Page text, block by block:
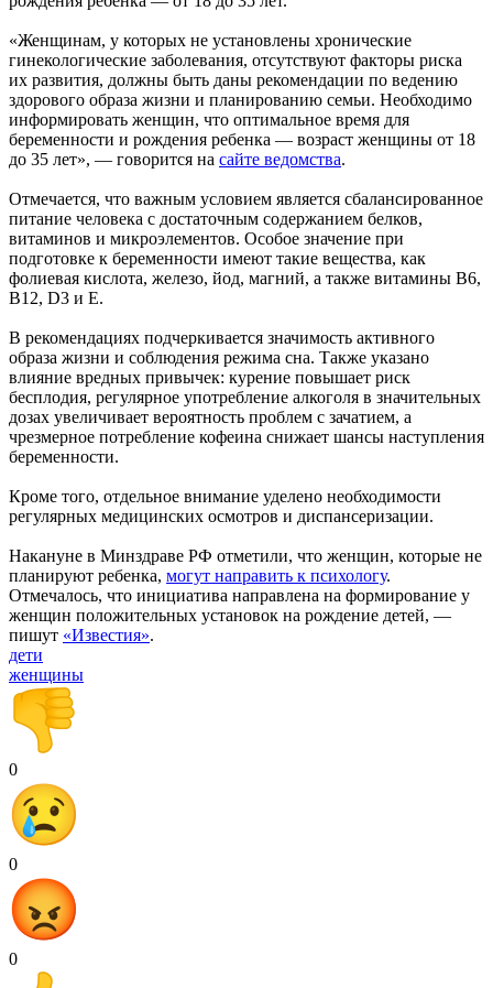
«Женщинам, у которых не установлены хронические
гинекологические заболевания, отсутствуют факторы риска
их развития, должны быть даны рекомендации по ведению
здорового образа жизни и планированию семьи. Необходимо
информировать женщин, что оптимальное время для
беременности и рождения ребенка — возраст женщины от 18
до 35 лет», — говорится на сайте ведомства.
Отмечается, что важным условием является сбалансированное
питание человека с достаточным содержанием белков,
витаминов и микроэлементов. Особое значение при
подготовке к беременности имеют такие вещества, как
фолиевая кислота, железо, йод, магний, а также витамины В6,
В12, D3 и Е.
В рекомендациях подчеркивается значимость активного
образа жизни и соблюдения режима сна. Также указано
влияние вредных привычек: курение повышает риск
бесплодия, регулярное употребление алкоголя в значительных
дозах увеличивает вероятность проблем с зачатием, а
чрезмерное потребление кофеина снижает шансы наступления
беременности.
Кроме того, отдельное внимание уделено необходимости
регулярных медицинских осмотров и диспансеризации.
Накануне в Минздраве РФ отметили, что женщин, которые не
планируют ребенка, могут направить к психологу.
Отмечалось, что инициатива направлена на формирование у
женщин положительных установок на рождение детей, —
пишут «Известия».
дети
женщины
0
0
0